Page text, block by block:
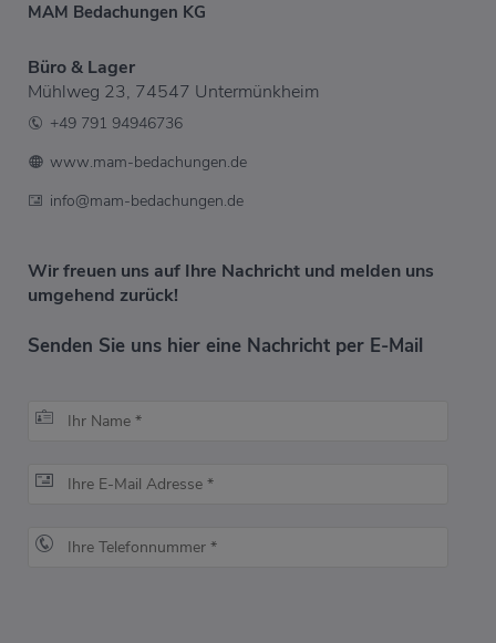
MAM Bedachungen KG
Büro & Lager
Mühlweg 23, 74547 Untermünkheim
+49 791 94946736
www.mam-bedachungen.de
info@mam-bedachungen.de
Wir freuen uns auf Ihre Nachricht und melden uns
umgehend zurück!
Senden Sie uns hier eine Nachricht per E-Mail